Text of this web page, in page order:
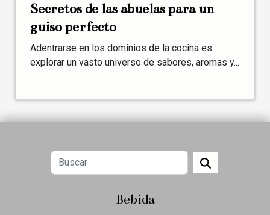
Secretos de las abuelas para un
guiso perfecto
Adentrarse en los dominios de la cocina es
explorar un vasto universo de sabores, aromas y...
Bebida